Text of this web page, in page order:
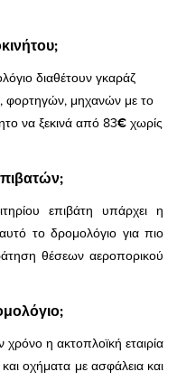
διαθέτουν γκαράζ
φορτηγών, μηχανών με το
να ξεκινά από 83€ χωρίς
επιβάτη υπάρχει η
το δρομολόγιο για πιο
θέσεων αεροπορικού
χρόνο η ακτοπλοϊκή εταιρία
οχήματα με ασφάλεια και